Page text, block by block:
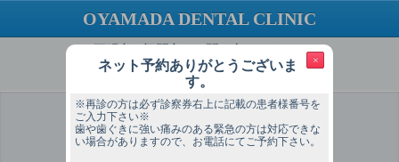
OYAMADA DENTAL CLINIC
ご不明点・疑問点はお問い合わせください
TEL：076-253-4618
選 択
予約希望
予約希望
個人情報
予約内容
予約完了
×
ネット予約ありがとうございま
す。
※再診の方は必ず診察券右上に記載の患者様番号を
ご入力下さい※
歯や歯ぐきに強い痛みのある緊急の方は対応できな
い場合がありますので、お電話にてご予約下さい。